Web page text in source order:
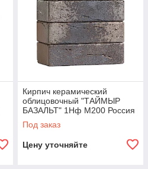
Кирпич керамический
облицовочный "ТАЙМЫР
БАЗАЛЬТ" 1Нф М200 Россия
Под заказ
Цену уточняйте